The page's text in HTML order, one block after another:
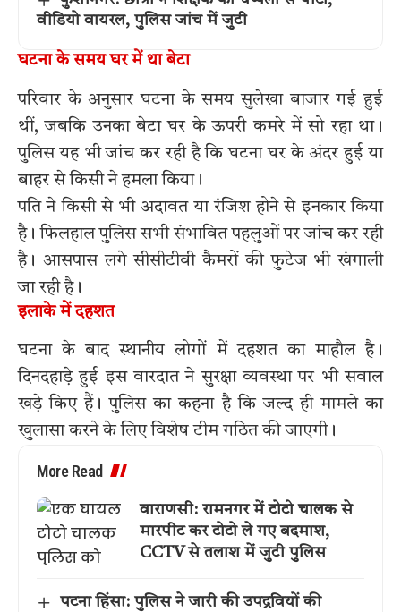
वीडियो वायरल, पुलिस जांच में जुटी
घटना के समय घर में था बेटा
परिवार के अनुसार घटना के समय सुलेखा बाजार गई हुई
थीं, जबकि उनका बेटा घर के ऊपरी कमरे में सो रहा था।
पुलिस यह भी जांच कर रही है कि घटना घर के अंदर हुई या
बाहर से किसी ने हमला किया।
पति ने किसी से भी अदावत या रंजिश होने से इनकार किया
है। फिलहाल पुलिस सभी संभावित पहलुओं पर जांच कर रही
है। आसपास लगे सीसीटीवी कैमरों की फुटेज भी खंगाली
जा रही है।
इलाके में दहशत
घटना के बाद स्थानीय लोगों में दहशत का माहौल है।
दिनदहाड़े हुई इस वारदात ने सुरक्षा व्यवस्था पर भी सवाल
खड़े किए हैं। पुलिस का कहना है कि जल्द ही मामले का
खुलासा करने के लिए विशेष टीम गठित की जाएगी।
More Read
वाराणसी: रामनगर में टोटो चालक से
मारपीट कर टोटो ले गए बदमाश,
CCTV से तलाश में जुटी पुलिस
पटना हिंसा: पुलिस ने जारी की उपद्रवियों की